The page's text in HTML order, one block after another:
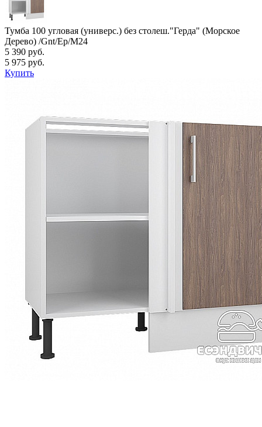
Тумба 100 угловая (универс.) без столеш."Герда" (Морское
Дерево) /Gnt/Ep/М24
5 390 руб.
5 975 руб.
Купить